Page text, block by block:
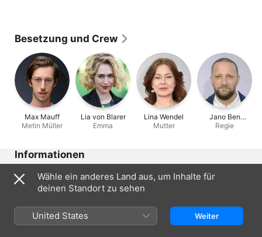
einer Schublade findet, hat er Skrupel, ihre Nachrichten
zu lesen.
Besetzung und Crew
Max Mauff
Metin Müller
Lia von Blarer
Emma
Lina Wendel
Mutter
Jano Ben
Chaabane
Regie
Informationen
Erschienen
2020
33 Min.
Wähle ein anderes Land aus, um Inhalte für
deinen Standort zu sehen
United States Weiter